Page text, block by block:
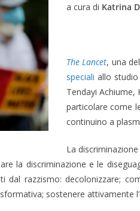
a cura di Katrina
The Lancet, una
speciali allo
Tendayi Achiume,
particolare come
continuino a
La
la discriminazione e le
razzismo: decolonizzare;
sostenere attivamente